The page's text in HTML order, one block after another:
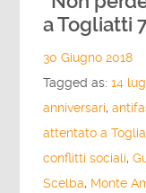
a Togliatti
30 Giugno 2018
Tagged as:14
anniversari,
attentato a
conflitti sociali,
Scelba, Monte